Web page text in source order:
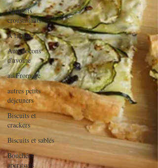
Apéritifs
croustillants
A tartiner
Aux flocons
d'avoine
au Fromage
autres petits
déjeuners
Biscuits et
crackers
Biscuits et sablés
Bouchées
apéritives